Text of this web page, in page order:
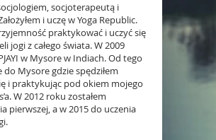
socjoterapeutą i
i uczę w Yoga Republic.
praktykować i uczyć się
jogi z całego świata. W 2009
w Mysore w Indiach. Od tego
Mysore gdzie spędziłem
i praktykując pod okiem mojego
W 2012 roku zostałem
pierwszej, a w 2015 do uczenia